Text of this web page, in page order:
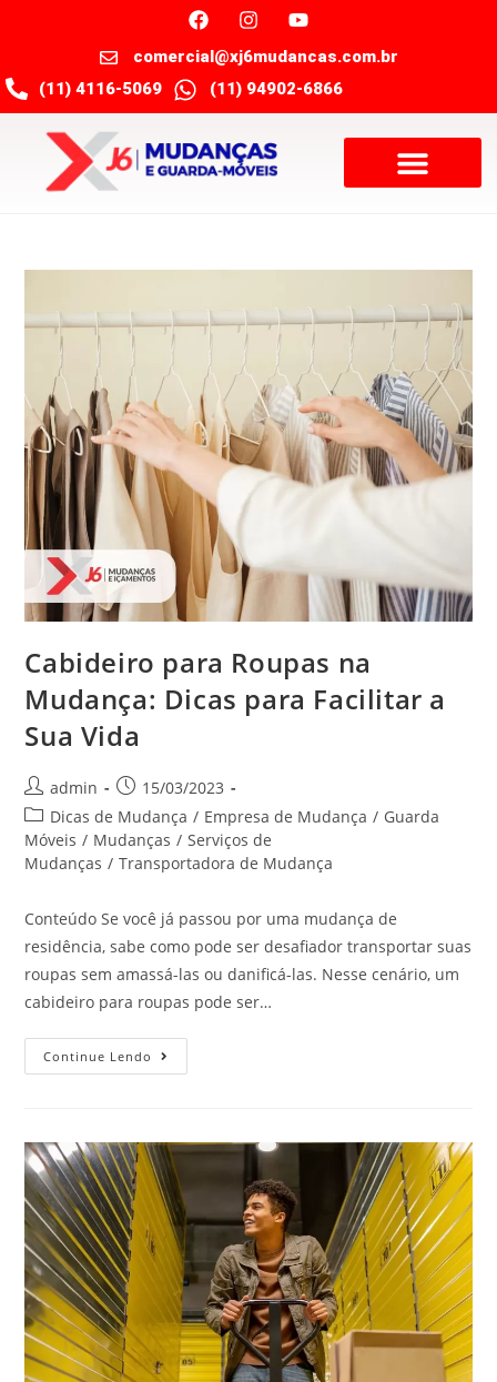
comercial@xj6mudancas.com.br
(11) 4116-5069
(11) 94902-6866
Cabideiro para Roupas na
Mudança: Dicas para Facilitar a
Sua Vida
admin
15/03/2023
Dicas de Mudança / Empresa de Mudança / Guarda
Móveis / Mudanças / Serviços de
Mudanças / Transportadora de Mudança
Conteúdo Se você já passou por uma mudança de
residência, sabe como pode ser desafiador transportar suas
roupas sem amassá-las ou danificá-las. Nesse cenário, um
cabideiro para roupas pode ser…
Continue Lendo